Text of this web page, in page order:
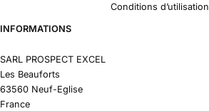
Conditions d’utilisation
INFORMATIONS
SARL PROSPECT EXCEL
Les Beauforts
63560 Neuf-Eglise
France